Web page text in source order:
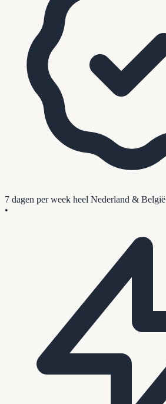
7 dagen per week heel Nederland & België
•